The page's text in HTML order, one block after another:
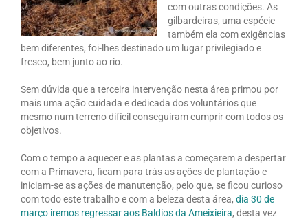
com outras condições. As
gilbardeiras, uma espécie
também ela com exigências
bem diferentes, foi-lhes destinado um lugar privilegiado e
fresco, bem junto ao rio.
Sem dúvida que a terceira intervenção nesta área primou por
mais uma ação cuidada e dedicada dos voluntários que
mesmo num terreno difícil conseguiram cumprir com todos os
objetivos.
Com o tempo a aquecer e as plantas a começarem a despertar
com a Primavera, ficam para trás as ações de plantação e
iniciam-se as ações de manutenção, pelo que, se ficou curioso
com todo este trabalho e com a beleza desta área, dia 30 de
março iremos regressar aos Baldios da Ameixieira, desta vez